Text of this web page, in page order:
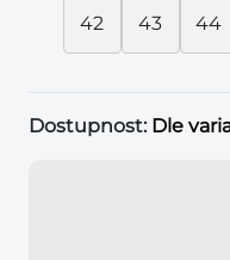
42 43 44
Dostupnost: Dle